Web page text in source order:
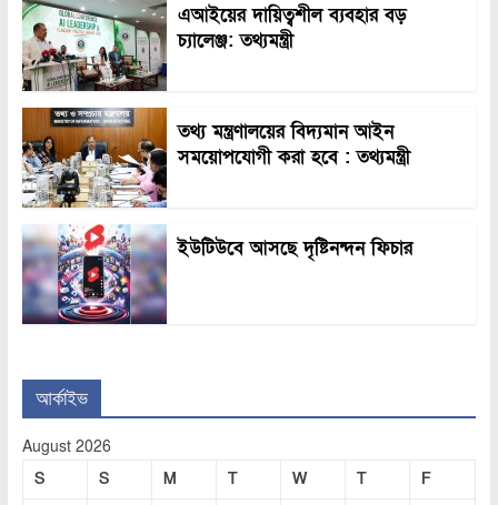
এআইয়ের দায়িত্বশীল ব্যবহার বড়
চ্যালেঞ্জ: তথ্যমন্ত্রী
তথ্য মন্ত্রণালয়ের বিদ্যমান আইন
সময়োপযোগী করা হবে : তথ্যমন্ত্রী
ইউটিউবে আসছে দৃষ্টিনন্দন ফিচার
আর্কাইভ
August 2026
S
S M T W T
F